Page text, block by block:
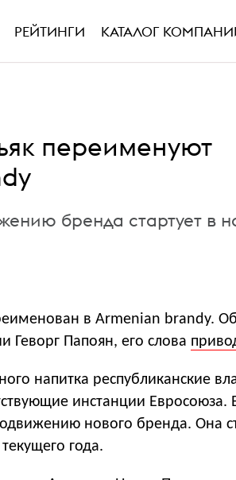
РЕЙТИНГИ КАТАЛОГ
переименуют
бренда стартует в
в Armenian brandy.
Папоян, его слова
напитка республиканские
инстанции Евросоюза.
нового бренда. Она
года.